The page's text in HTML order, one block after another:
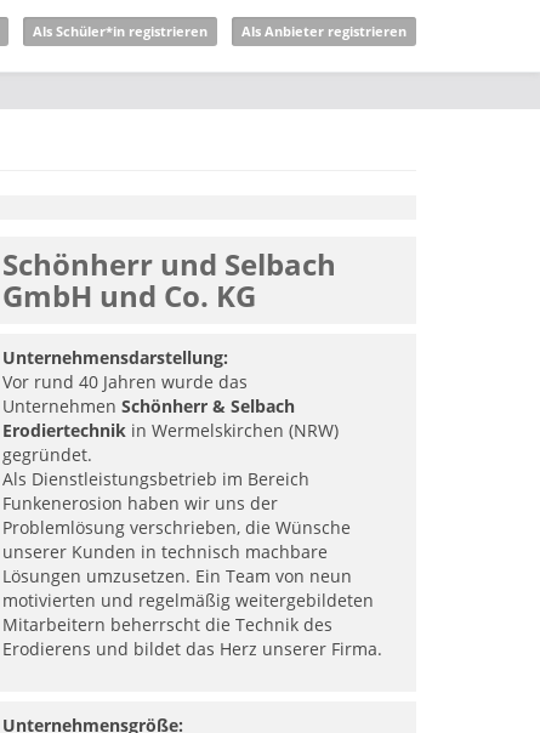
Als Schüler*in registrieren Als Anbieter registrieren
Schönherr und Selbach
GmbH und Co. KG
Unternehmensdarstellung:
Vor rund 40 Jahren wurde das
Unternehmen Schönherr & Selbach
Erodiertechnik in Wermelskirchen (NRW)
gegründet.
Als Dienstleistungsbetrieb im Bereich
Funkenerosion haben wir uns der
Problemlösung verschrieben, die Wünsche
unserer Kunden in technisch machbare
Lösungen umzusetzen. Ein Team von neun
motivierten und regelmäßig weitergebildeten
Mitarbeitern beherrscht die Technik des
Erodierens und bildet das Herz unserer Firma.
Unternehmensgröße: